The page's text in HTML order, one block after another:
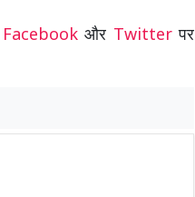
Facebookऔर Twitterपर